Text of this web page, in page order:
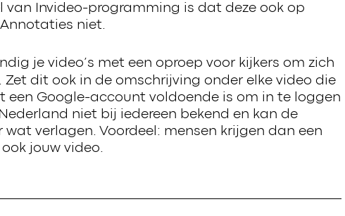
van Invideo-programming is dat deze ook op
niet.
je video’s met een oproep voor kijkers om zich
dit ook in de omschrijving onder elke video die
Google-account voldoende is om in te loggen
niet bij iedereen bekend en kan de
verlagen. Voordeel: mensen krijgen dan een
jouw video.